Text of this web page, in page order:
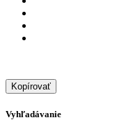
Kopírovať
Vyhľadávanie